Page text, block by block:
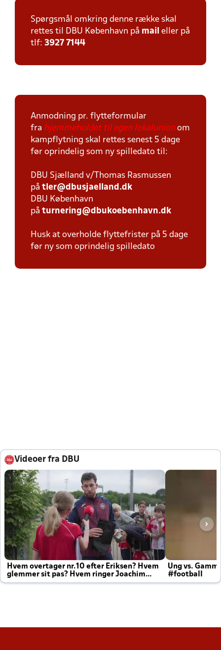
Spørgsmål omkring denne række skal
rettes til DBU København på mail eller på
tlf: 3927 7144
Anmodning pr. flytteformular
fra hjemmeholdet til egen lokalunionom
kampflytning skal rettes senest 5 dage
før oprindelig som ny spilledato til:
DBU Sjælland v/Thomas Rasmussen
på tler@dbusjaelland.dk
DBU København
på turnering@dbukoebenhavn.dk
Husk at overholde flyttefrister på 5 dage
før ny som oprindelig spilledato
Videoer fra DBU
Hvem overtager nr.10 efter Eriksen? Hvem
glemmer sit pas? Hvem ringer Joachim
altid til efter kampe?
Ung vs.
#football